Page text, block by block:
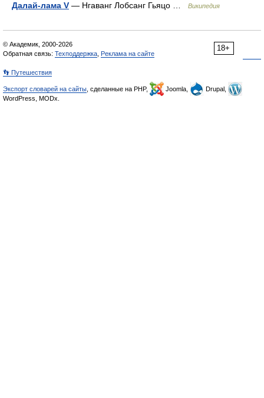
Далай-лама V — Нгаванг Лобсанг Гьяцо … Википедия
18+
© Академик, 2000-2026
Обратная связь: Техподдержка Реклама на сайте
👣 Путешествия
Экспорт словарей на сайты , сделанные на PHP, Joomla,
Drupal,
WordPress, MODx.